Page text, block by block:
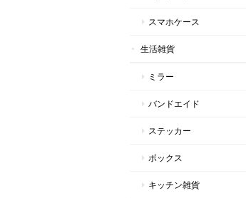
スマホケース
生活雑貨
ミラー
バンドエイド
ステッカー
ボックス
キッチン雑貨